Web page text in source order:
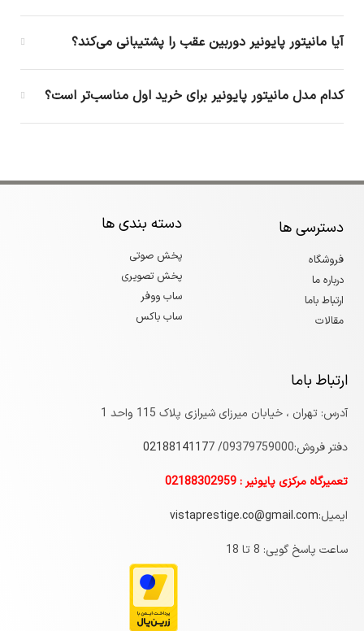
آیا مانیتور پایونیر دوربین عقب را پشتیبانی می‌کند؟
کدام مدل مانیتور پایونیر برای خرید اول مناسب‌تر است؟
دسترسی ها
فروشگاه
درباره ما
ارتباط باما
مقالات
دسته بندی ها
پخش صوتی
پخش تصویری
ساب ووفر
ساب باکس
ارتباط باما
آدرس: تهران ، خیابان میرزای شیرازی پلاک 115 واحد 1
دفتر فروش:09379759000/
02188141177
تعمیرگاه مرکزی پایونیر : 02188302959
ایمیل:vistaprestige.co@gmail.com
ساعت پاسخ گویی: 8 تا 18